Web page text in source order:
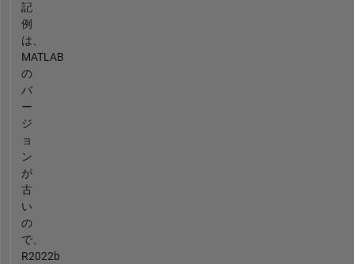
記
例
は、
MATLAB
の
バ
ー
ジ
ョ
ン
が
古
い
の
で、
R2022b